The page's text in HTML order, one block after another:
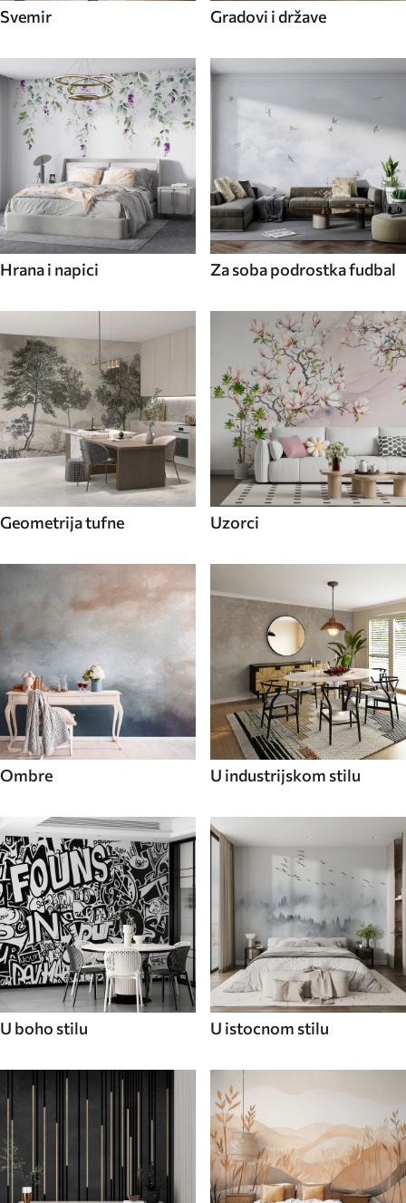
Svemir Gradovi i države
Hrana i napici Za soba podrostka fudbal
Geometrija tufne Uzorci
Ombre U industrijskom stilu
U boho stilu U istocnom stilu